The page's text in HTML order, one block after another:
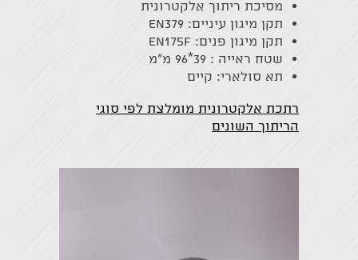
מסיכת ריתוך אלקטרונית
תקן מיגון עיניים: EN379
תקן מיגון פנים: EN175F
שטח ראייה : 39*96 מ"מ
תא סולארי: קיים
רתכת אלקטרונית מומלצת לפי סוגי
הריתוך השונים